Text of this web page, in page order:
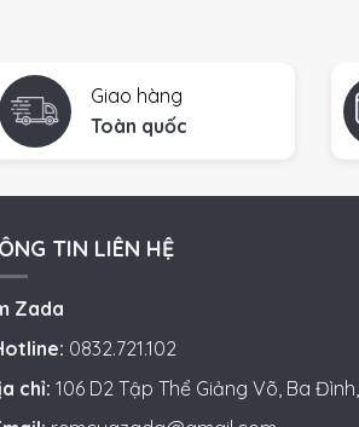
Giao hàng
Toàn quốc
TIN LIÊN HỆ
Zada
0832.721.102
chỉ: 106 D2 Tập Thể Giảng Võ, Ba